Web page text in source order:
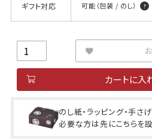
ギフト対応 可能（包装 / のし）
カートに入
のし紙・ラッピング・手さ
必要な方は先にこちらを